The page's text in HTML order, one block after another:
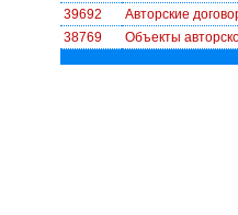
39692
Авторские
38769
Объекты